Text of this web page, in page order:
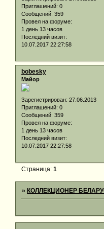
Приглашений: 0
Сообщений: 359
Провел на форуме:
1 день 13 часов
Последний визит:
10.07.2017 22:27:58
bobesky
Майор
Зарегистрирован: 27.06.2013
Приглашений: 0
Сообщений: 359
Провел на форуме:
1 день 13 часов
Последний визит:
10.07.2017 22:27:58
Страница:1
» КОЛЛЕКЦИОНЕР